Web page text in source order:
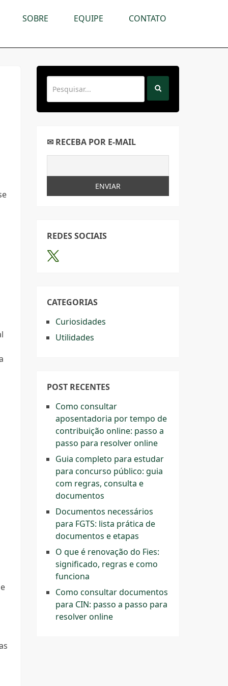
SOBRE EQUIPE CONTATO
✉ RECEBA POR E-MAIL
REDES SOCIAIS
CATEGORIAS
Curiosidades
Utilidades
POST RECENTES
Como consultar
aposentadoria por tempo de
contribuição online: passo a
passo para resolver online
Guia completo para estudar
para concurso público: guia
com regras, consulta e
documentos
Documentos necessários
para FGTS: lista prática de
documentos e etapas
O que é renovação do Fies:
significado, regras e como
funciona
Como consultar documentos
para CIN: passo a passo para
resolver online